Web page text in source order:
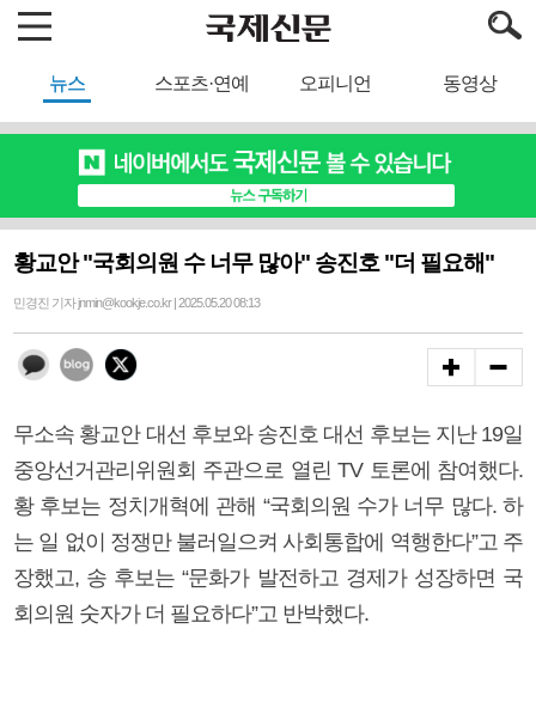
뉴스 스포츠·연예 오피니언 동영상
황교안 "국회의원 수 너무 많아" 송진호 "더 필요해"
민경진 기자 jnmin@kookje.co.kr | 2025.05.20 08:13
무소속 황교안 대선 후보와 송진호 대선 후보는 지난 19일
중앙선거관리위원회 주관으로 열린 TV 토론에 참여했다.
황 후보는 정치개혁에 관해 “국회의원 수가 너무 많다. 하
는 일 없이 정쟁만 불러일으켜 사회통합에 역행한다”고 주
장했고, 송 후보는 “문화가 발전하고 경제가 성장하면 국
회의원 숫자가 더 필요하다”고 반박했다.